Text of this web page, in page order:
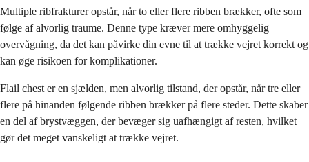
Multiple ribfrakturer opstår, når to eller flere ribben brækker, ofte som
følge af alvorlig traume. Denne type kræver mere omhyggelig
overvågning, da det kan påvirke din evne til at trække vejret korrekt og
kan øge risikoen for komplikationer.
Flail chest er en sjælden, men alvorlig tilstand, der opstår, når tre eller
flere på hinanden følgende ribben brækker på flere steder. Dette skaber
en del af brystvæggen, der bevæger sig uafhængigt af resten, hvilket
gør det meget vanskeligt at trække vejret.